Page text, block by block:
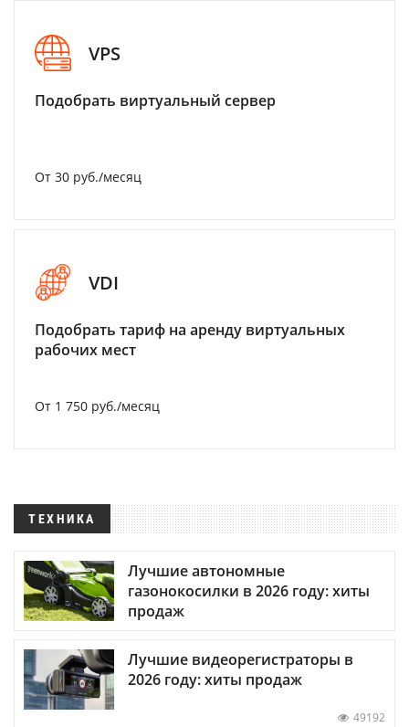
VPS
Подобрать виртуальный сервер
От 30 руб./месяц
VDI
Подобрать тариф на аренду виртуальных
рабочих мест
От 1 750 руб./месяц
ТЕХНИКА
Лучшие автономные
газонокосилки в 2026 году: хиты
продаж
Лучшие видеорегистраторы в
2026 году: хиты продаж
49192